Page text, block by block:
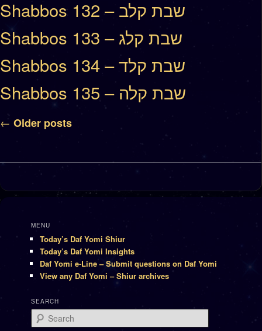
Shabbos 132 – שבת קלב
Shabbos 133 – שבת קלג
Shabbos 134 – שבת קלד
Shabbos 135 – שבת קלה
Post navigation
← Older posts
MENU
Today’s Daf Yomi Shiur
Today’s Daf Yomi Insights
Daf Yomi e-Line – Submit questions on Daf Yomi
View any Daf Yomi – Shiur archives
SEARCH
Search